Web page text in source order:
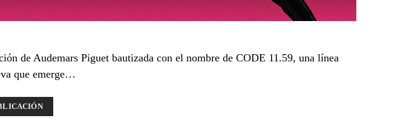
de Audemars Piguet bautizada con el nombre de CODE 11.59, una línea
que emerge…